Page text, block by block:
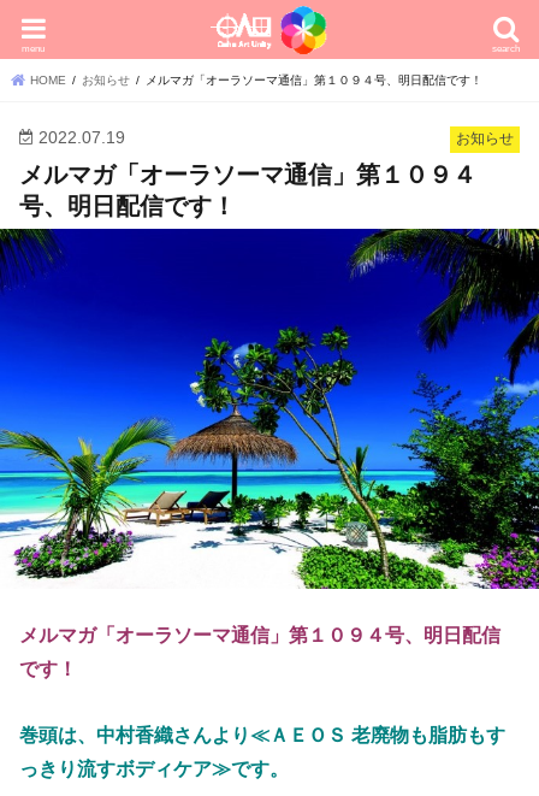
search
menu
HOME お知らせ メルマガ「オーラソーマ通信」第１０９４号、明日配信です！
お知らせ
2022.07.19
メルマガ「オーラソーマ通信」第１０９４
号、明日配信です！
メルマガ「オーラソーマ通信」第１０９４号、明日配信
です！
巻頭は、中村香織さんより≪ＡＥＯＳ 老廃物も脂肪もす
っきり流すボディケア≫です。